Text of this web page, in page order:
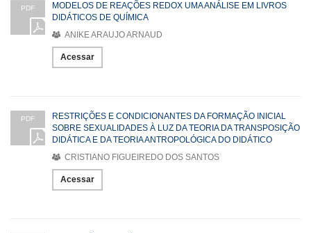
PDF
MODELOS DE REAÇÕES REDOX UMA ANÁLISE EM LIVROS
DIDÁTICOS DE QUÍMICA
ANIKE ARAUJO ARNAUD
Acessar
PDF
RESTRIÇÕES E CONDICIONANTES DA FORMAÇÃO INICIAL
SOBRE SEXUALIDADES À LUZ DA TEORIA DA TRANSPOSIÇÃO
DIDÁTICA E DA TEORIA ANTROPOLÓGICA DO DIDÁTICO
CRISTIANO FIGUEIREDO DOS SANTOS
Acessar